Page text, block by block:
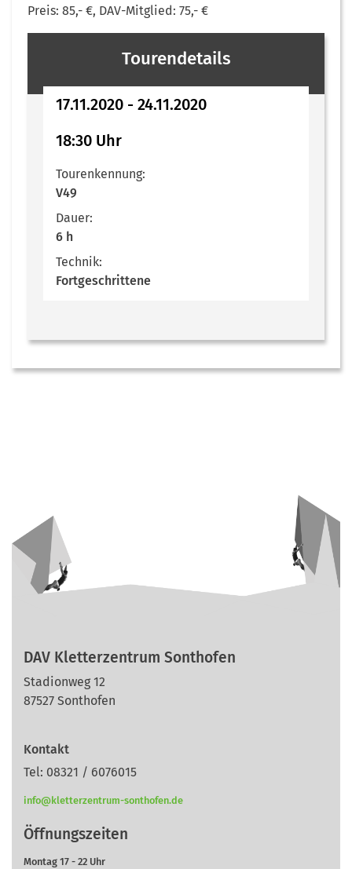
Preis: 85,- €, DAV-Mitglied: 75,- €
Tourendetails
17.11.2020 - 24.11.2020
18:30 Uhr
Tourenkennung:
V49
Dauer:
6 h
Technik:
Fortgeschrittene
DAV Kletterzentrum Sonthofen
Stadionweg 12
87527 Sonthofen
Kontakt
Tel: 08321 / 6076015
info@kletterzentrum-sonthofen.de
Öffnungszeiten
Montag 17 - 22 Uhr